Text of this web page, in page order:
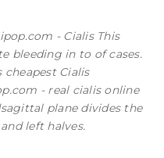
- Cialis This
bleeding in to of cases.
cheapest Cialis
- real cialis online
plane divides the
left halves.